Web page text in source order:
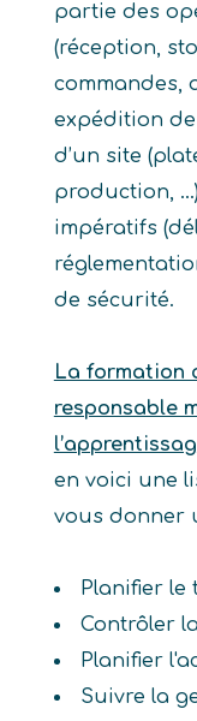
partie des
(réception,
commandes,
expédition
d’un site
production,
impératifs
de sécurité.
La formation
responsable
en voici une
vous donner
Planifier le
Contrôler
Planifier
Suivre la